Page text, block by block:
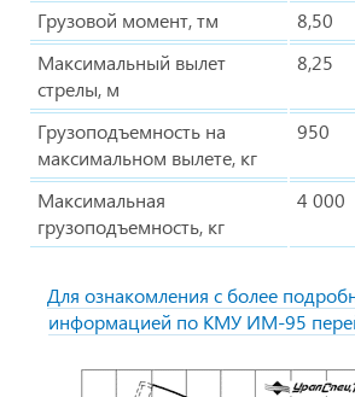
Грузовой момент, тм
8,50
Максимальный вылет
стрелы, м
8,25
Грузоподъемность на
максимальном вылете, кг
950
Максимальная
грузоподъемность, кг
4 000
Для ознакомления с более
информацией по КМУ ИМ-95